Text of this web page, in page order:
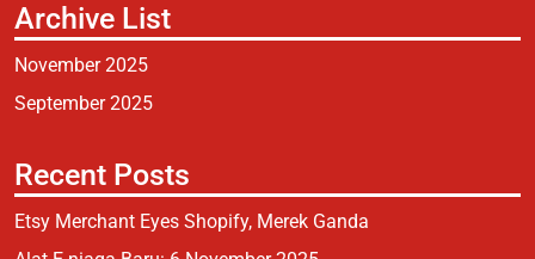
Archive List
November 2025
September 2025
Recent Posts
Etsy Merchant Eyes Shopify, Merek Ganda